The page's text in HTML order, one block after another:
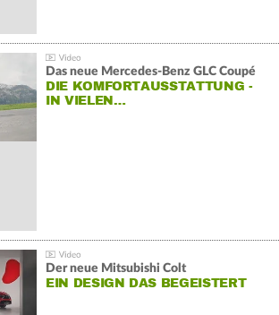
Das neue Mercedes-Benz GLC Coupé
DIE KOMFORTAUSSTATTUNG -
IN VIELEN…
Der neue Mitsubishi Colt
EIN DESIGN DAS BEGEISTERT